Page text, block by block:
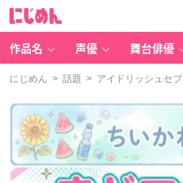
作品名 声優 舞台俳優
にじめん > 話題 > アイドリッシュセ